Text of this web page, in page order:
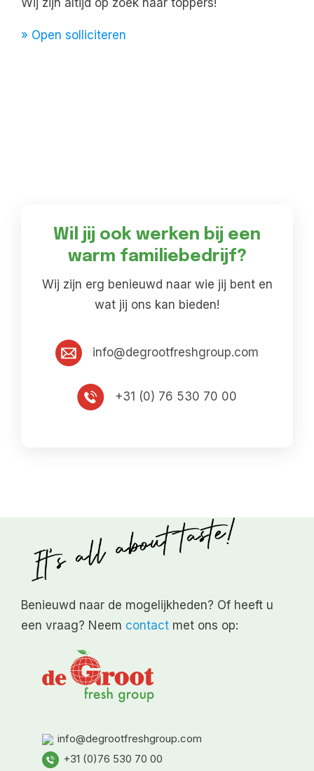
Wij zijn altijd op zoek naar toppers!
» Open solliciteren
Wil jij ook werken bij een
warm familiebedrijf?
Wij zijn erg benieuwd naar wie jij bent en
wat jij ons kan bieden!
info@degrootfreshgroup.com
+31 (0) 76 530 70 00
Benieuwd naar de mogelijkheden? Of heeft u
een vraag? Neem contact met ons op:
info@degrootfreshgroup.com
+31 (0)76 530 70 00